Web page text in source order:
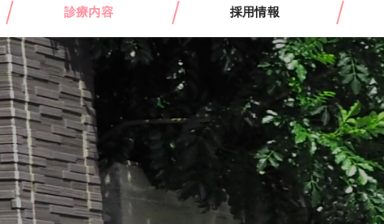
診療内容
整形外科
リウマチ科
リハビリ科
スポーツ障害
採用情報
医療事務
理学療法士